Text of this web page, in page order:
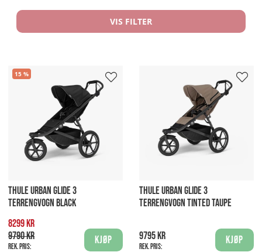
VIS FILTER
15
THULE URBAN GLIDE 3
TERRENGVOGN BLACK
8299 kr
9790 kr
Rek. pris:
Kjøp
THULE URBAN GLIDE 3
TERRENGVOGN TINTED TAUPE
9795 kr
Rek. pris:
Kjøp